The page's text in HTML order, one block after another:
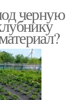
черную